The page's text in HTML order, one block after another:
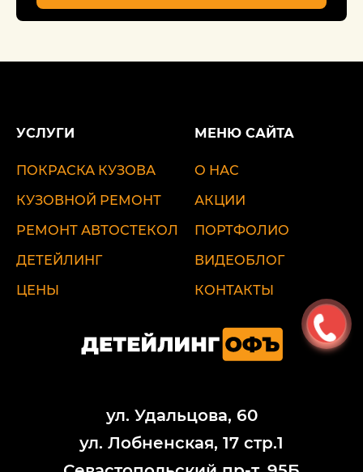
УСЛУГИ
ПОКРАСКА КУЗОВА
КУЗОВНОЙ РЕМОНТ
РЕМОНТ АВТОСТЕКОЛ
ДЕТЕЙЛИНГ
ЦЕНЫ
МЕНЮ САЙТА
О НАС
АКЦИИ
ПОРТФОЛИО
ВИДЕОБЛОГ
КОНТАКТЫ
ул. Удальцова, 60
ул. Лобненская, 17 стр.1